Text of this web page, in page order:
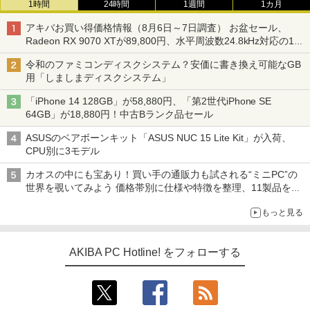
1時間 24時間 1週間 1カ月
アキバお買い得価格情報（8月6日～7日調査） お盆セール、
Radeon RX 9070 XTが89,800円、水平周波数24.8kHz対応の17
型モニターが9,801円、暑さ指数連動セール ほか
令和のファミコンディスクシステム？安価に書き換え可能なGB
用「しましまディスクシステム」
「iPhone 14 128GB」が58,880円、「第2世代iPhone SE
64GB」が18,880円！中古Bランク品セール
ASUSのベアボーンキット「ASUS NUC 15 Lite Kit」が入荷、
CPU別に3モデル
カオスの中にも宝あり！買い手の通販力も試される“ミニPC”の
世界を覗いてみよう 価格帯別に仕様や特徴を整理、11製品をピ
もっと見る
AKIBA PC Hotline! をフォローする